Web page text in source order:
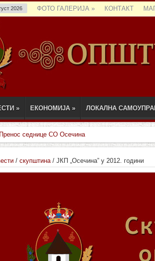
2026 ФОТО ГАЛЕРИЈА » КОНТАКТ
» ЕКОНОМИЈА » ЛОКАЛНА
Пренос седнице СО Осечина
/ скупштина/ ЈКП „Осечина” у 2012. години